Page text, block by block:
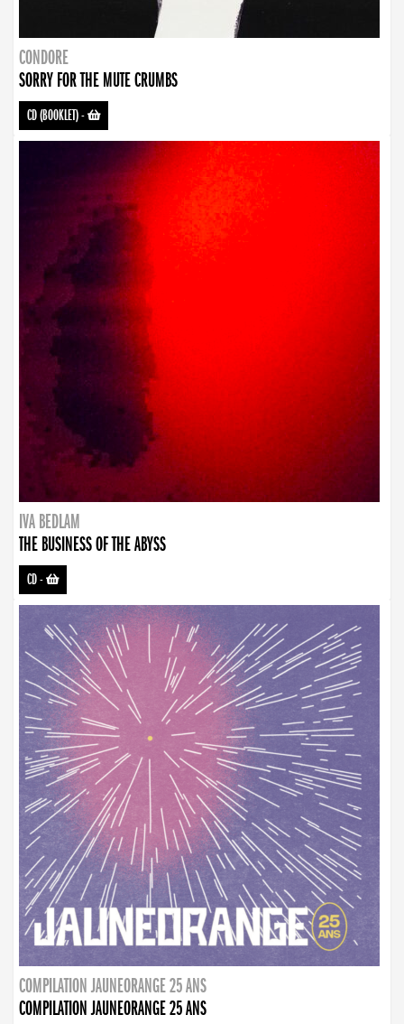
CONDORE
SORRY FOR THE MUTE CRUMBS
CD (BOOKLET)-
IVA BEDLAM
THE BUSINESS OF THE ABYSS
CD-
COMPILATION JAUNEORANGE 25 ANS
COMPILATION JAUNEORANGE 25 ANS